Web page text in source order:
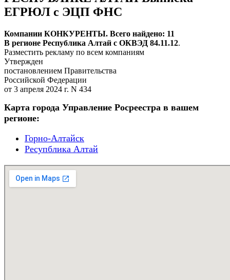
ЕГРЮЛ с ЭЦП ФНС
Компании КОНКУРЕНТЫ. Всего найдено: 11
В регионе Республика Алтай с ОКВЭД 84.11.12.
Разместить рекламу по всем компаниям
Утвержден
постановлением Правительства
Российской Федерации
от 3 апреля 2024 г. N 434
Карта города Управление Росреестра в вашем
регионе:
Горно-Алтайск
Ресупблика Алтай